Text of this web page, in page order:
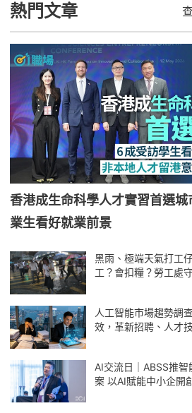
熱門文章
香港成生命科學人才實習首選
業生看好就業前景
黑雨、極端天氣打工
工？會扣糧？勞工處
人工智能市場趨勢調
效，革新招聘、人才
AI交流日｜ABSS推智
案 以AI賦能中小企開